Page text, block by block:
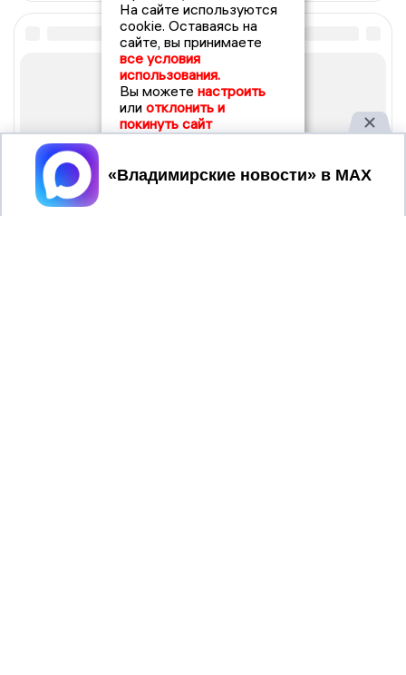
На сайте используются
cookie. Оставаясь на
сайте, вы принимаете
все условия
использования.
Вы можете настроить
или отклонить и
покинуть сайт
Принять